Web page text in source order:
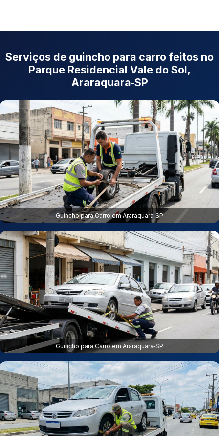
Serviços de guincho para carro feitos no
Parque Residencial Vale do Sol,
Araraquara‑SP
Guincho para Carro em Araraquara‑SP
Guincho para Carro em Araraquara‑SP